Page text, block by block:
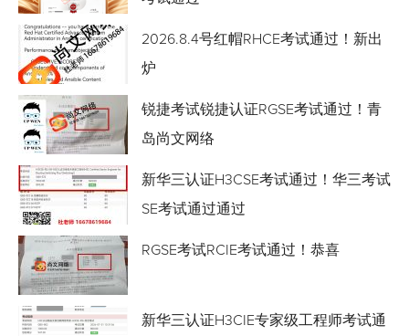
2026.8.4号红帽RHCE考试通过！新出
炉
锐捷考试锐捷认证RGSE考试通过！青
岛尚文网络
新华三认证H3CSE考试通过！华三考试
SE考试通过通过
RGSE考试RCIE考试通过！恭喜
新华三认证H3CIE专家级工程师考试通